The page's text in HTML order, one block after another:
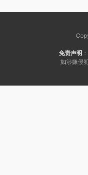
免责声明
如涉嫌侵